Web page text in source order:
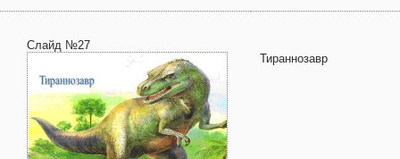
Слайд №27
Тираннозавр